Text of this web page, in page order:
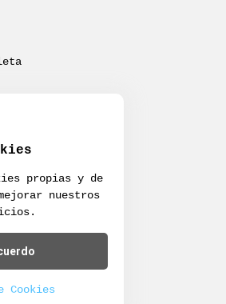
propias y de
nuestros
Cookies